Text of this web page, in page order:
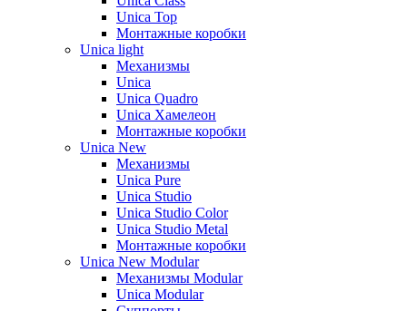
Unica Top
Монтажные коробки
Unica light
Механизмы
Unica
Unica Quadro
Unica Хамелеон
Монтажные коробки
Unica New
Механизмы
Unica Pure
Unica Studio
Unica Studio Color
Unica Studio Metal
Монтажные коробки
Unica New Modular
Механизмы Modular
Unica Modular